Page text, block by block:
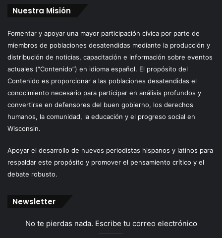
Nuestra Misión
Fomentar y apoyar una mayor participación cívica por parte de
miembros de poblaciones desatendidas mediante la producción y
distribución de noticias, capacitación e información sobre eventos
actuales (“Contenido”) en idioma español. El propósito del
Contenido es proporcionar a las poblaciones desatendidas el
conocimiento necesario para participar en análisis profundos y
convertirse en defensores del buen gobierno, los derechos
humanos, la comunidad, la educación y el progreso social en
Wisconsin.
Apoyar el desarrollo de nuevos periodistas hispanos y latinos para
respaldar este propósito y promover el pensamiento crítico y el
debate robusto.
Newsletter
No te pierdas nada. Escribe tu correo electrónico